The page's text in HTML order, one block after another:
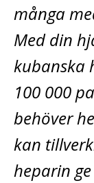
många
Med din
kubanska
100 000
behöver
kan
heparin